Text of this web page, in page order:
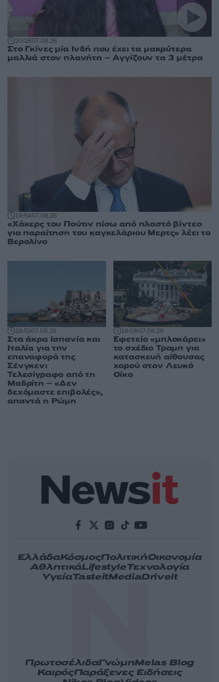
20:1807.08.26
Στο Γκίνες μία Ινδή που έχει τα μακρύτερα
μαλλιά στον πλανήτη – Αγγίζουν τα 3 μέτρα
19:5407.08.26
«Χάκερς του Πούτιν πίσω από πλαστό βίντεο
για παραίτηση του καγκελάριου Μερτς» λέει το
Βερολίνο
18:5307.08.26
Στα άκρα Ισπανία και
Ιταλία για την
επαναφορά της
Σένγκεν:
Τελεσίγραφο από τη
Μαδρίτη – «Δεν
δεχόμαστε επιβολές»,
απαντά η Ρώμη
18:0807.08.26
Εφετείο «μπλοκάρει»
το σχέδιο Τραμπ για
κατασκευή αίθουσας
χορού στον Λευκό
Οίκο
ΕλλάδαΚόσμοςΠολιτικήΟικονομία
ΑθλητικάLifestyleΤεχνολογία
ΥγείαTasteitMediaDriveit
ΠρωτοσέλιδαΓνώμηMelas Blog
ΚαιρόςΠαράξενες Ειδήσεις